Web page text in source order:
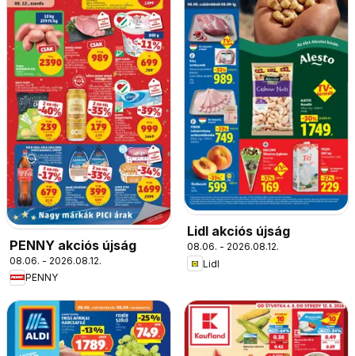
PENNY akciós újság
08.06. - 2026.08.12.
PENNY
Lidl akciós újság
08.06. - 2026.08.12.
Lidl